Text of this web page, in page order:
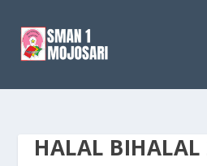
HALAL BIHALAL